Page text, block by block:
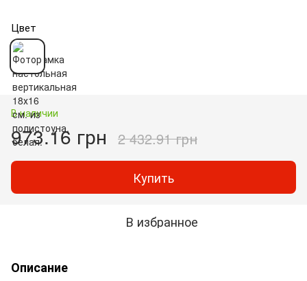
Цвет
В наличии
973.16 грн 2 432.91 грн
Купить
В избранное
Описание